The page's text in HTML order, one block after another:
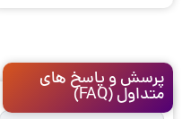
پرسش و پاسخ های
متداول (FAQ)